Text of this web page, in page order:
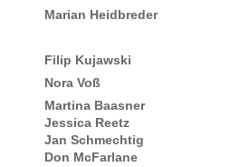
Marian Heidbreder
Filip Kujawski
Nora Voß
Martina Baasner
Jessica Reetz
Jan Schmechtig
Don McFarlane